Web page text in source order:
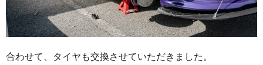
合わせて、タイヤも交換させていただきました。